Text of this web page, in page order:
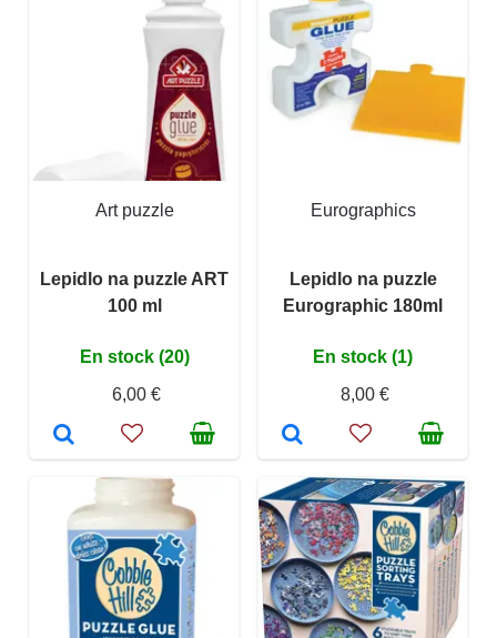
Art puzzle
Lepidlo na puzzle ART
100 ml
En stock (20)
6,00 €
Eurographics
Lepidlo na puzzle
Eurographic 180ml
En stock (1)
8,00 €